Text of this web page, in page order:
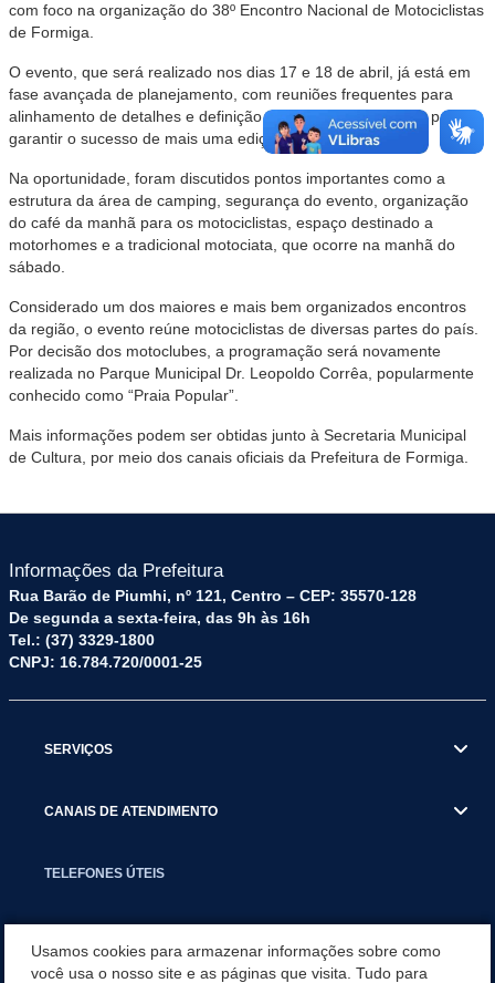
com foco na organização do 38º Encontro Nacional de Motociclistas
de Formiga.
O evento, que será realizado nos dias 17 e 18 de abril, já está em
fase avançada de planejamento, com reuniões frequentes para
alinhamento de detalhes e definição das ações necessárias para
garantir o sucesso de mais uma edição.
Na oportunidade, foram discutidos pontos importantes como a
estrutura da área de camping, segurança do evento, organização
do café da manhã para os motociclistas, espaço destinado a
motorhomes e a tradicional motociata, que ocorre na manhã do
sábado.
Considerado um dos maiores e mais bem organizados encontros
da região, o evento reúne motociclistas de diversas partes do país.
Por decisão dos motoclubes, a programação será novamente
realizada no Parque Municipal Dr. Leopoldo Corrêa, popularmente
conhecido como “Praia Popular”.
Mais informações podem ser obtidas junto à Secretaria Municipal
de Cultura, por meio dos canais oficiais da Prefeitura de Formiga.
Informações da Prefeitura
Rua Barão de Piumhi, nº 121, Centro – CEP: 35570-128
De segunda a sexta-feira, das 9h às 16h
Tel.: (37) 3329-1800
CNPJ: 16.784.720/0001-25
SERVIÇOS
CANAIS DE ATENDIMENTO
TELEFONES ÚTEIS
Usamos cookies para armazenar informações sobre como
você usa o nosso site e as páginas que visita. Tudo para